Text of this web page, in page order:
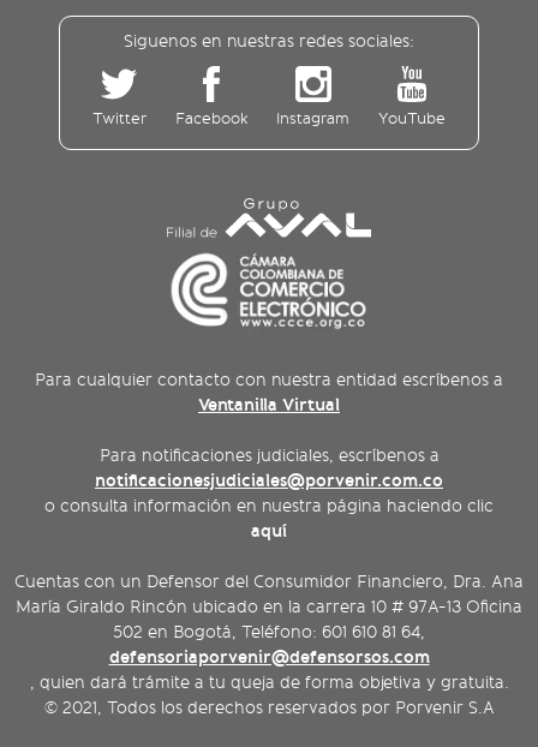
Siguenos en nuestras redes sociales:
Twitter Facebook Instagram YouTube
Para cualquier contacto con nuestra entidad escríbenos a
Ventanilla Virtual
Para notificaciones judiciales, escríbenos a
notificacionesjudiciales@porvenir.com.co
o consulta información en nuestra página haciendo clic
aquí
Cuentas con un Defensor del Consumidor Financiero, Dra. Ana
María Giraldo Rincón ubicado en la carrera 10 # 97A-13 Oficina
502 en Bogotá, Teléfono: 601 610 81 64,
defensoriaporvenir@defensorsos.com
, quien dará trámite a tu queja de forma objetiva y gratuita.
© 2021, Todos los derechos reservados por Porvenir S.A